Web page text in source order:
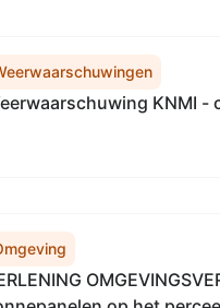
KNMI -